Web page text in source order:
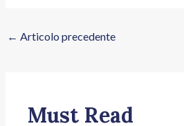
← Articolo precedente
Must Read